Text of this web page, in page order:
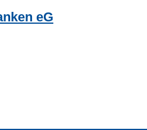
eG